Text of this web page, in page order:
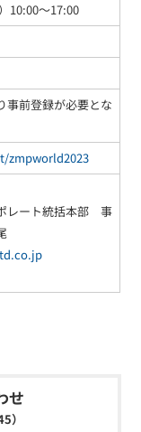
10:00～17:00
前登録が必要とな
zmpworld2023
レート統括本部 事
せ
）